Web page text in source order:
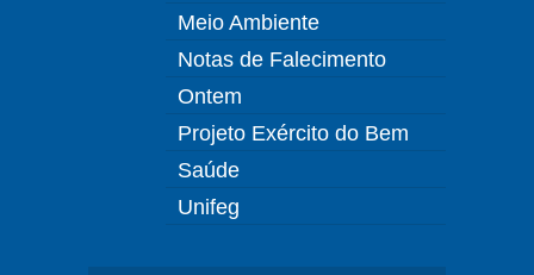
Meio Ambiente
Notas de Falecimento
Ontem
Projeto Exército do Bem
Saúde
Unifeg